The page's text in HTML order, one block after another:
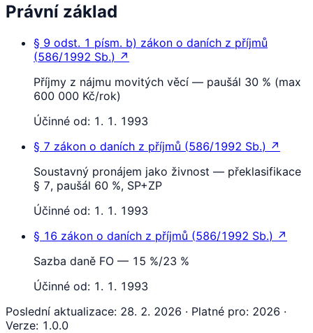
Právní základ
§ 9 odst. 1 písm. b) zákon o daních z příjmů
(586/1992 Sb.) ↗
Příjmy z nájmu movitých věcí — paušál 30 % (max
600 000 Kč/rok)
Účinné od: 1. 1. 1993
§ 7 zákon o daních z příjmů (586/1992 Sb.) ↗
Soustavný pronájem jako živnost — překlasifikace
§ 7, paušál 60 %, SP+ZP
Účinné od: 1. 1. 1993
§ 16 zákon o daních z příjmů (586/1992 Sb.) ↗
Sazba daně FO — 15 %/23 %
Účinné od: 1. 1. 1993
Poslední aktualizace: 28. 2. 2026 · Platné pro: 2026 ·
Verze: 1.0.0